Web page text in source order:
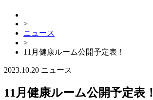
>
ニュース
>
11月健康ルーム公開予定表！
2023.10.20 ニュース
11月健康ルーム公開予定表！